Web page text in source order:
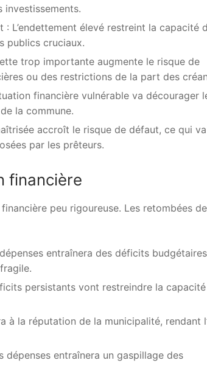
investissements.
L’endettement élevé restreint la capacité
publics cruciaux.
trop importante augmente le risque de
ou des restrictions de la part des
financière vulnérable va décourager
la commune.
accroît le risque de défaut, ce qui va
par les prêteurs.
financière
peu rigoureuse. Les retombées
entraînera des déficits
persistants vont restreindre la
la réputation de la municipalité, rendant
entraînera un gaspillage des